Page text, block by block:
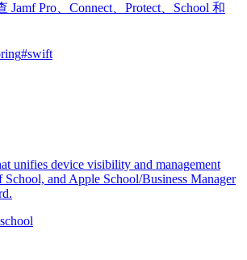
Pro、Connect、Protect、School 和
#swift
unifies device visibility and management
School, and Apple School/Business Manager